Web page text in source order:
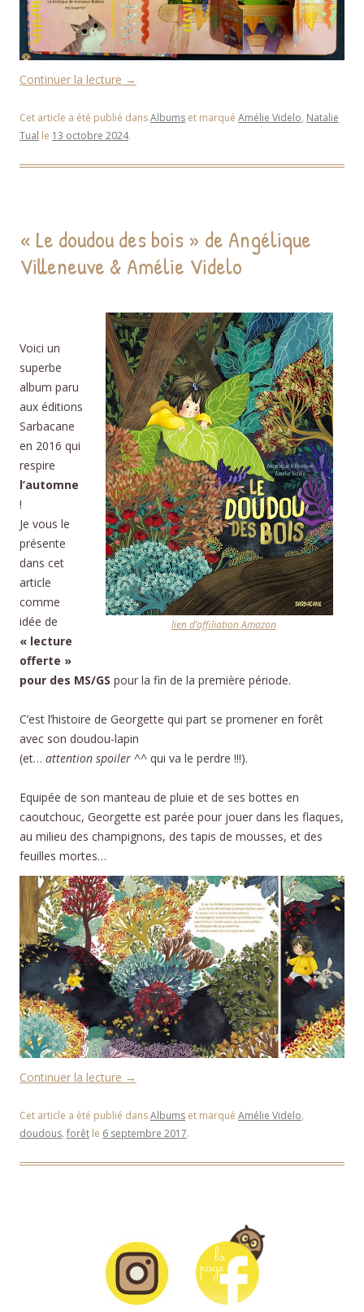
Continuer la lecture →
Cet article a été publié dansAlbums et marqué Amélie Videlo, Natalie
Tual le 13 octobre 2024.
« Le doudou des bois » de Angélique
Villeneuve & Amélie Videlo
lien d’affiliation Amazon
Voici un
superbe
album paru
aux éditions
Sarbacane
en 2016 qui
respire
l’automne
!
Je vous le
présente
dans cet
article
comme
idée de
« lecture
offerte »
pour des MS/GS pour la fin de la première période.
C’est l’histoire de Georgette qui part se promener en forêt
avec son doudou-lapin
(et… attention spoiler ^^ qui va le perdre !!!).
Equipée de son manteau de pluie et de ses bottes en
caoutchouc, Georgette est parée pour jouer dans les flaques,
au milieu des champignons, des tapis de mousses, et des
feuilles mortes…
Continuer la lecture →
Cet article a été publié dansAlbums et marqué Amélie Videlo,
doudous, forêt le 6 septembre 2017.